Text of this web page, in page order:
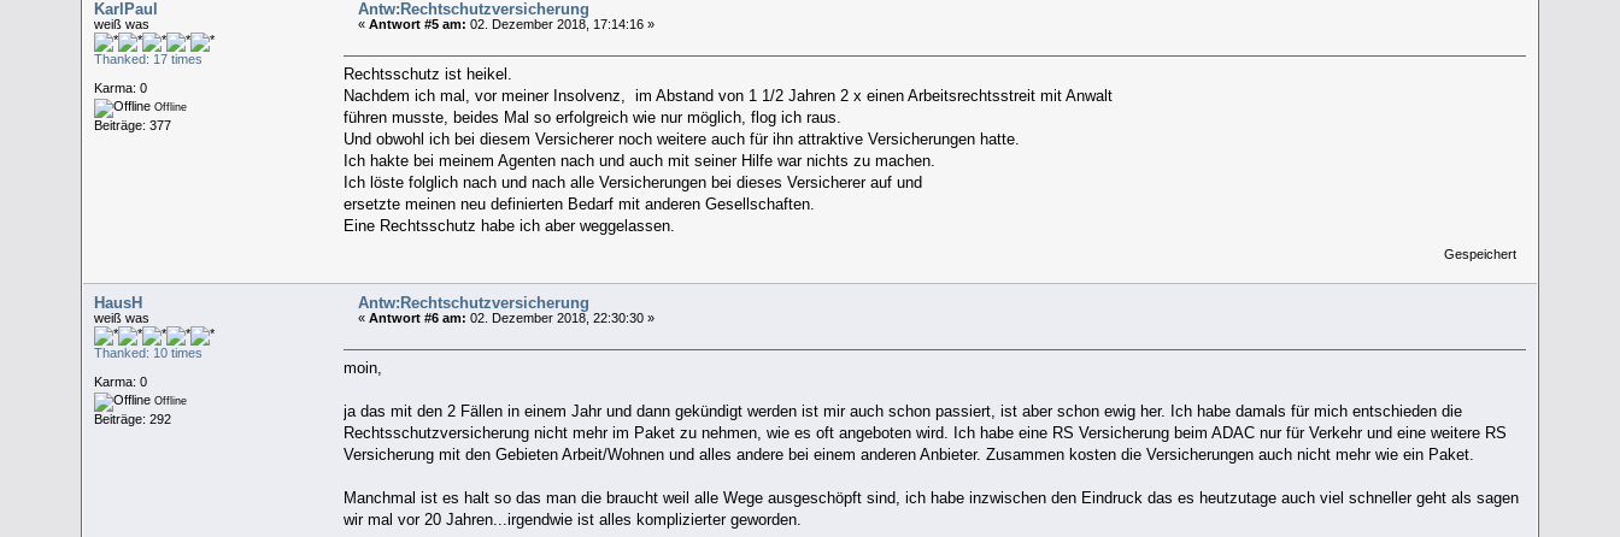
KarlPaul
weiß was
Thanked: 17 times
Karma: 0
Offline
Beiträge: 377
Antw:Rechtschutzversicherung
«Antwort #5 am: 02. Dezember 2018, 17:14:16 »
Rechtsschutz ist heikel.
Nachdem ich mal, vor meiner Insolvenz, im Abstand von 1 1/2 Jahren 2 x einen Arbeitsrechtsstreit mit Anwalt
führen musste, beides Mal so erfolgreich wie nur möglich, flog ich raus.
Und obwohl ich bei diesem Versicherer noch weitere auch für ihn attraktive Versicherungen hatte.
Ich hakte bei meinem Agenten nach und auch mit seiner Hilfe war nichts zu machen.
Ich löste folglich nach und nach alle Versicherungen bei dieses Versicherer auf und
ersetzte meinen neu definierten Bedarf mit anderen Gesellschaften.
Eine Rechtsschutz habe ich aber weggelassen.
Gespeichert
HausH
weiß was
Thanked: 10 times
Karma: 0
Offline
Beiträge: 292
Antw:Rechtschutzversicherung
«Antwort #6 am: 02. Dezember 2018, 22:30:30 »
moin,
ja das mit den 2 Fällen in einem Jahr und dann gekündigt werden ist mir auch schon passiert, ist aber schon ewig her. Ich habe damals für mich entschieden die
Rechtsschutzversicherung nicht mehr im Paket zu nehmen, wie es oft angeboten wird. Ich habe eine RS Versicherung beim ADAC nur für Verkehr und eine weitere RS
Versicherung mit den Gebieten Arbeit/Wohnen und alles andere bei einem anderen Anbieter. Zusammen kosten die Versicherungen auch nicht mehr wie ein Paket.
Manchmal ist es halt so das man die braucht weil alle Wege ausgeschöpft sind, ich habe inzwischen den Eindruck das es heutzutage auch viel schneller geht als sagen
wir mal vor 20 Jahren...irgendwie ist alles komplizierter geworden.